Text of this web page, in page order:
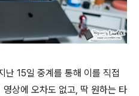
난 15일 중계를 통해 이를 직접
상에 오차도 없고, 딱 원하는 타